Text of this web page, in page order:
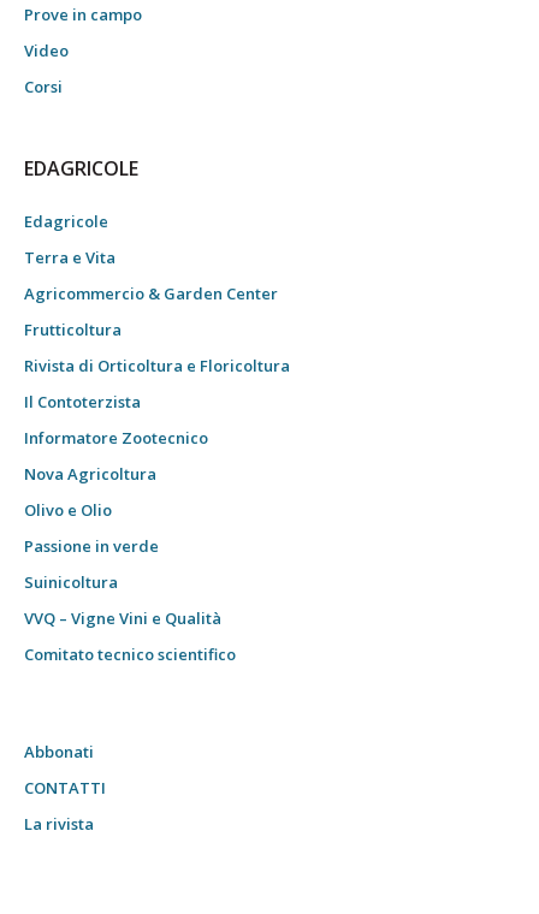
Prove in campo
Video
Corsi
EDAGRICOLE
Edagricole
Terra e Vita
Agricommercio & Garden Center
Frutticoltura
Rivista di Orticoltura e Floricoltura
Il Contoterzista
Informatore Zootecnico
Nova Agricoltura
Olivo e Olio
Passione in verde
Suinicoltura
VVQ – Vigne Vini e Qualità
Comitato tecnico scientifico
Abbonati
CONTATTI
La rivista